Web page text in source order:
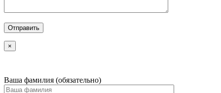
×
Ваша фамилия (обязательно)